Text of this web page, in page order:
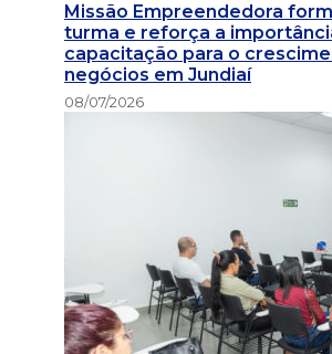
Missão Empreendedora
turma e reforça a
capacitação para o
negócios em Jundiaí
08/07/2026